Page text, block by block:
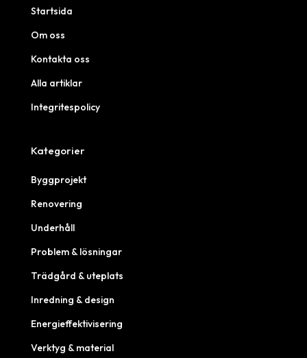
Startsida
Om oss
Kontakta oss
Alla artiklar
Integritespolicy
Kategorier
Byggprojekt
Renovering
Underhåll
Problem & lösningar
Trädgård & uteplats
Inredning & design
Energieffektivisering
Verktyg & material